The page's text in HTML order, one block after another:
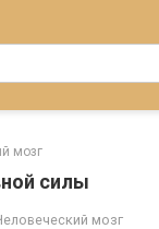
мозг
силы
мозг